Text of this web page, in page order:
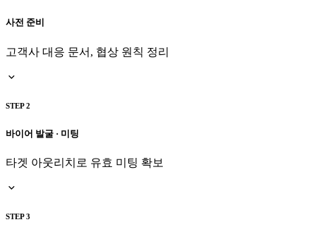
사전 준비
고객사 대응 문서, 협상 원칙 정리
STEP 2
바이어 발굴 · 미팅
타겟 아웃리치로 유효 미팅 확보
STEP 3